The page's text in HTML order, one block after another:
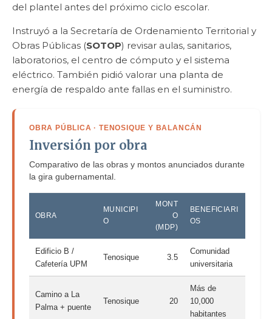
del plantel antes del próximo ciclo escolar.
Instruyó a la Secretaría de Ordenamiento Territorial y
Obras Públicas (SOTOP) revisar aulas, sanitarios,
laboratorios, el centro de cómputo y el sistema
eléctrico. También pidió valorar una planta de
energía de respaldo ante fallas en el suministro.
OBRA PÚBLICA · TENOSIQUE Y BALANCÁN
Inversión por obra
Comparativo de las obras y montos anunciados durante
la gira gubernamental.
OBRA
MUNICIPI
O
MONT
O
(MDP)
BENEFICIARI
OS
Edificio B /
Cafetería UPM
Tenosique 3.5
Comunidad
universitaria
Camino a La
Palma + puente
Tenosique 20
Más de
10,000
habitantes